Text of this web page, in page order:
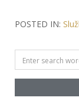
POSTED IN:
Search
for: